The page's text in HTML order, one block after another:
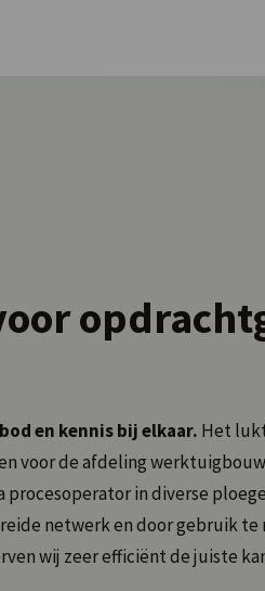
en kennis bij elkaar. Het
voor de afdeling
in diverse
netwerk en door gebruik te
wij zeer efficiënt de juiste